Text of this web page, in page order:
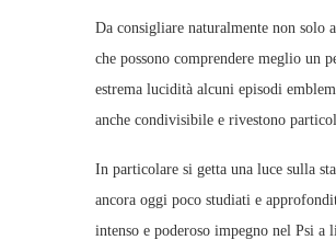
Da consigliare naturalmente non
che possono comprendere meglio un
estrema lucidità alcuni episodi
anche condivisibile e rivestono
In particolare si getta una luce sulla
ancora oggi poco studiati e
intenso e poderoso impegno nel Psi